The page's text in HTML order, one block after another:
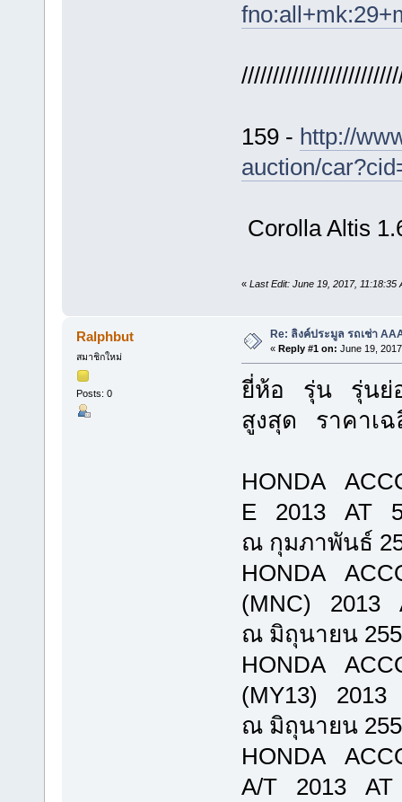
159 - http://
auction/
Corolla Altis
« Last Edit: June 19, 2017, 11:18:35
Ralphbut
สมาชิกใหม่
Posts: 0
Re: ลิงค์ประมูล รถเช่า
« Reply #1 on: June 19,
ยี่ห้อ รุ่น รุ่นย่
สูงสุด ราคาเ
HONDA
E 2013 AT
ณ กุมภาพันธ์
HONDA
(MNC) 2013
ณ มิถุนายน
HONDA
(MY13) 2013
ณ มิถุนายน
HONDA
A/T 2013 AT